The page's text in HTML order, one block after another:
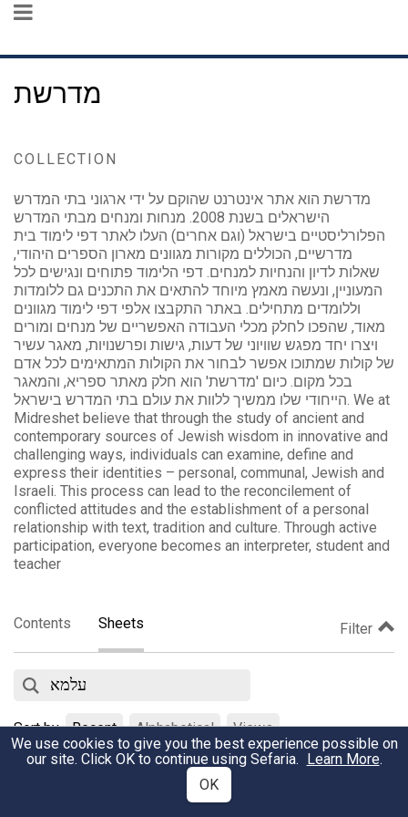
מדרשת
COLLECTION
מדרשת הוא אתר אינטרנט שהוקם על ידי ארגוני בתי המדרש
הישראלים בשנת 2008. מנחות ומנחים מבתי המדרש
הפלורליסטיים בישראל (וגם אחרים) העלו לאתר דפי לימוד בית
מדרשיים, הכוללים מקורות מגוונים מארון הספרים היהודי,
שאלות לדיון והנחיות למנחים. דפי הלימוד פתוחים ונגישים לכל
המעוניין, ונעשה מאמץ מיוחד להתאים את התכנים גם ללומדות
וללומדים מתחילים. באתר התקבצו אלפי דפי לימוד מגוונים
מאוד, שהפכו לחלק מכלי העבודה האפשריים של מנחים ומורים
ויצרו יחד מפגש שוויוני של דעות, גישות ופרשנויות, מאגר עשיר
של קולות שמתוכו אפשר לבחור את הקולות המתאימים לכל אדם
בכל מקום. כיום 'מדרשת' הוא חלק מאתר ספריא, והמאגר
הייחודי שלו ממשיך ללוות את עולם בתי המדרש בישראל. We at
Midreshet believe that through the study of ancient and
contemporary sources of Jewish wisdom in innovative and
challenging ways, individuals can examine, define and
express their identities – personal, communal, Jewish and
Israeli. This process can lead to the reconcilement of
conflicted attitudes and the establishment of a personal
relationship with text, tradition and culture. Through active
participation, everyone becomes an interpreter, student and
teacher
Contents Sheets Filter
Sort by Recent Alphabetical Views
We use cookies to give you the best experience possible on
our site. Click OK to continue using Sefaria. Learn More.
OK